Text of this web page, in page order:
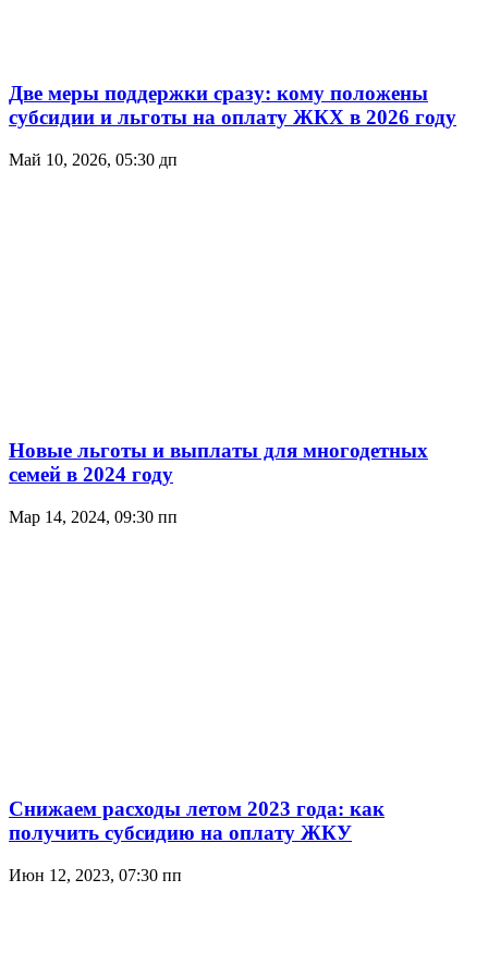
Две меры поддержки сразу: кому положены
субсидии и льготы на оплату ЖКХ в 2026 году
Май 10, 2026, 05:30 дп
Новые льготы и выплаты для многодетных
семей в 2024 году
Мар 14, 2024, 09:30 пп
Снижаем расходы летом 2023 года: как
получить субсидию на оплату ЖКУ
Июн 12, 2023, 07:30 пп